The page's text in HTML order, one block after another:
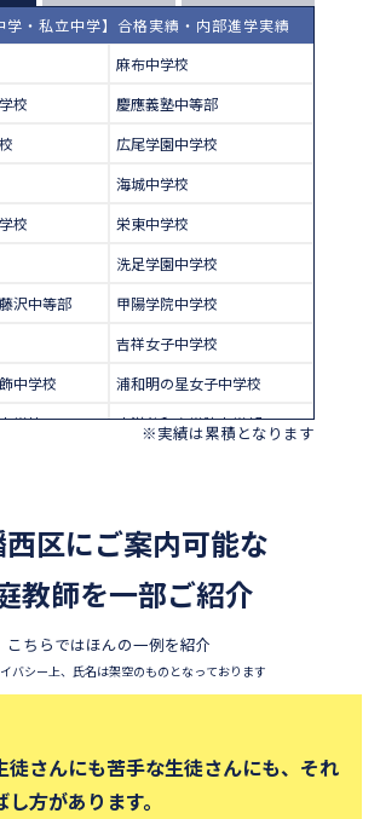
学・私立中学】合格実績・内部進学実績
麻布中学校
校
慶應義塾中等部
広尾学園中学校
海城中学校
校
栄東中学校
洗足学園中学校
沢中等部
甲陽学院中学校
吉祥女子中学校
中学校
浦和明の星女子中学校
学校
東洋英和女学院中学部
白百合学園中学校
学校
東邦大学付属東邦中学校
一高等学校中
立教新座中学校
属中学校
三田国際科学学園中学校
高輪中学校
※実績は累積となります
西区にご案内可能な
教師を一部ご紹介
こちらではほんの一例を紹介
バシー上、氏名は架空のものとなっております
徒さんにも苦手な生徒さんにも、それ
方があります。